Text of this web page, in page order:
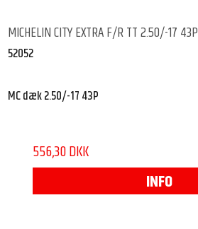
MICHELIN CITY EXTRA F/R TT 2.50/-17 43P
52052
MC dæk 2.50/-17 43P
556,30 DKK
INFO